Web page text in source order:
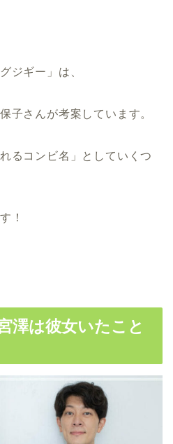
ジギー」は、
子さんが考案しています。
るコンビ名」としていくつ
！
澤は彼女いたこと